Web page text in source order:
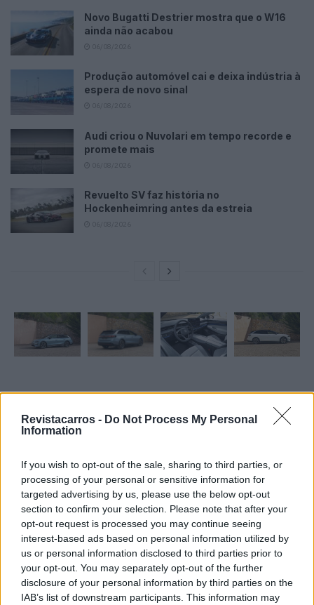
Revistacarros - Do Not Process My Personal
Information
If you wish to opt-out of the sale, sharing to third parties, or
processing of your personal or sensitive information for
targeted advertising by us, please use the below opt-out
section to confirm your selection. Please note that after your
opt-out request is processed you may continue seeing
interest-based ads based on personal information utilized by
us or personal information disclosed to third parties prior to
your opt-out. You may separately opt-out of the further
disclosure of your personal information by third parties on the
IAB’s list of downstream participants. This information may
Novo Bugatti Destrier mostra que o W16
ainda não acabou
Produção automóvel cai e deixa indústria à
espera de novo sinal
Audi criou o Nuvolari em tempo recorde e
promete mais
Revuelto SV faz história no
Hockenheimring antes da estreia
Ricardo Carvalho
Related Posts